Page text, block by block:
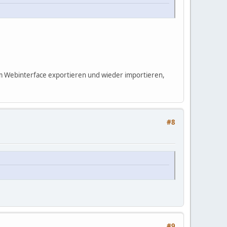
Webinterface exportieren und wieder importieren,
#8